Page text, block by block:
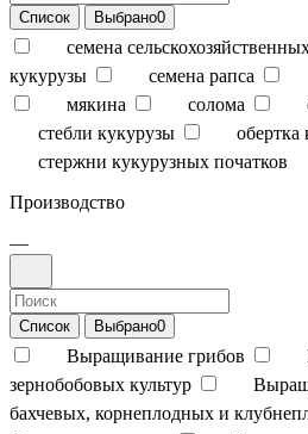
Список Выбрано0
семена
кукурузы
семена рапса
мякина
солома
стебли кукурузы
обертка
стержни кукурузных початков
Производство
—
Список Выбрано0
Выращивание грибов
зернобобовых культур
бахчевых, корнеплодных и